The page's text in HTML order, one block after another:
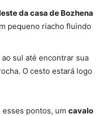
da casa de Bozhena
pequeno riacho fluindo
sul até encontrar sua
O cesto estará logo
pontos, um cavalo